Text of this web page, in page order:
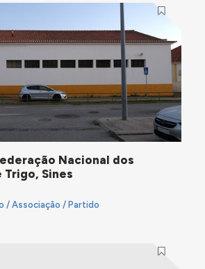
Nacional dos
Sines
/ Associação / Partido